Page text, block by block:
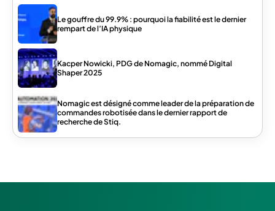
Le gouffre du 99.9% : pourquoi la fiabilité est le dernier
rempart de l’IA physique
Kacper Nowicki, PDG de Nomagic, nommé Digital
Shaper 2025
Nomagic est désigné comme leader de la préparation de
commandes robotisée dans le dernier rapport de
recherche de Stiq.